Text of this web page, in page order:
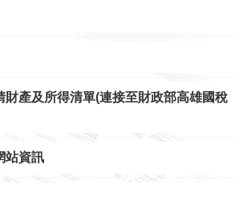
財產及所得清單(連接至財政部高雄國稅
站資訊